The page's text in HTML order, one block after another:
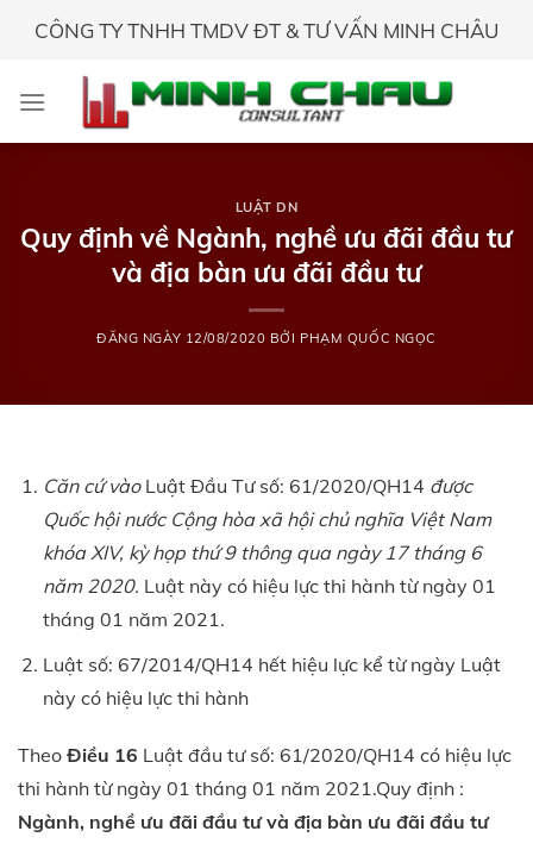
CÔNG TY TNHH TMDV ĐT & TƯ VẤN MINH CHÂU
LUẬT DN
Quy định về Ngành, nghề ưu đãi đầu tư
và địa bàn ưu đãi đầu tư
ĐĂNG NGÀY 12/08/2020 BỞI PHẠM QUỐC NGỌC
Căn cứ vào Luật Đầu Tư số: 61/2020/QH14 được
Quốc hội nước Cộng hòa xã hội chủ nghĩa Việt Nam
khóaXIV, kỳ họp thứ 9 thông qua ngày 17 tháng 6
năm 2020. Luật này có hiệu lực thi hành từ ngày 01
tháng 01 năm 2021.
Luật số: 67/2014/QH14 hết hiệu lực kể từ ngày Luật
này có hiệu lực thi hành
Theo Điều 16 Luật đầu tư số: 61/2020/QH14 có hiệu lực
thi hành từ ngày 01 tháng 01 năm 2021.Quy định :
Ngành, nghề ưu đãi đầu tư và địa bàn ưu đãi đầu tư